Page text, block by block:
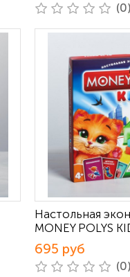
Настольная
MONEY POLYS
695 руб